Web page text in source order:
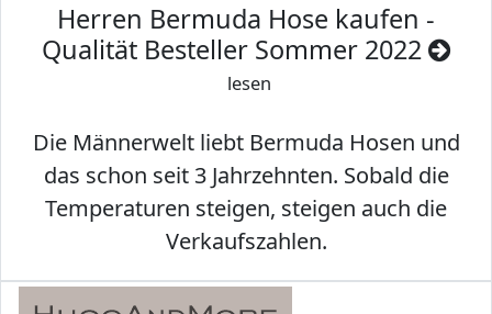
Herren Bermuda Hose kaufen -
Qualität Besteller Sommer 2022
lesen
Die Männerwelt liebt Bermuda Hosen und
das schon seit 3 Jahrzehnten. Sobald die
Temperaturen steigen, steigen auch die
Verkaufszahlen.